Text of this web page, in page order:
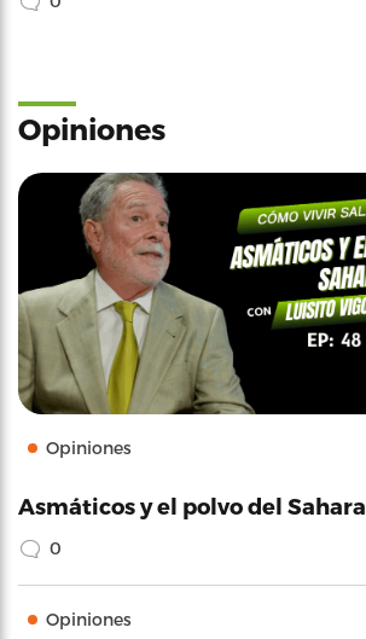
Opiniones
Opiniones
Asmáticos y el polvo del Sahara
0
Opiniones